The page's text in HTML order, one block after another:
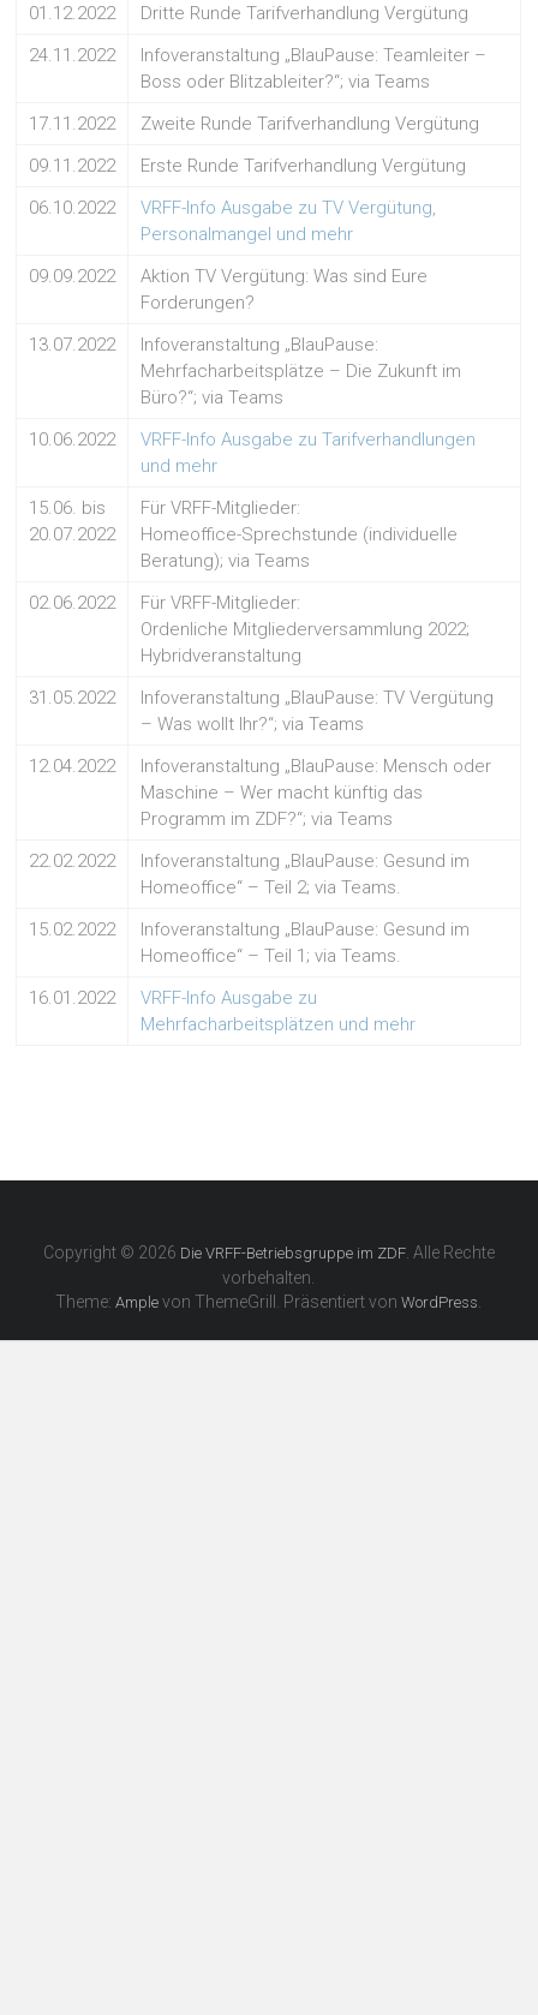
01.12.2022
Dritte Runde Tarifverhandlung Vergütung
24.11.2022
Infoveranstaltung „BlauPause: Teamleiter –
Boss oder Blitzableiter?“; via Teams
17.11.2022
Zweite Runde Tarifverhandlung Vergütung
09.11.2022
Erste Runde Tarifverhandlung Vergütung
06.10.2022
VRFF-Info Ausgabe zu TV Vergütung,
Personalmangel und mehr
09.09.2022
Aktion TV Vergütung: Was sind Eure
Forderungen?
13.07.2022
Infoveranstaltung „BlauPause:
Mehrfacharbeitsplätze – Die Zukunft im
Büro?“; via Teams
10.06.2022
VRFF-Info Ausgabe zu Tarifverhandlungen
und mehr
15.06. bis
20.07.2022
Für VRFF-Mitglieder:
Homeoffice-Sprechstunde (individuelle
Beratung); via Teams
02.06.2022
Für VRFF-Mitglieder:
Ordenliche Mitgliederversammlung 2022;
Hybridveranstaltung
31.05.2022
Infoveranstaltung „BlauPause: TV Vergütung
– Was wollt Ihr?“; via Teams
12.04.2022
Infoveranstaltung „BlauPause: Mensch oder
Maschine – Wer macht künftig das
Programm im ZDF?“; via Teams
22.02.2022
Infoveranstaltung „BlauPause: Gesund im
Homeoffice“ – Teil 2; via Teams.
15.02.2022
Infoveranstaltung „BlauPause: Gesund im
Homeoffice“ – Teil 1; via Teams.
16.01.2022
VRFF-Info Ausgabe zu
Mehrfacharbeitsplätzen und mehr
Copyright © 2026 Die VRFF-Betriebsgruppe im ZDF. Alle Rechte
vorbehalten.
Theme:Ample von ThemeGrill. Präsentiert vonWordPress